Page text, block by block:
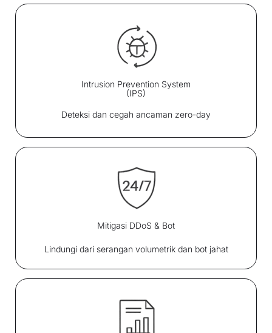
Intrusion Prevention System
(IPS)
Deteksi dan cegah ancaman zero-day
Mitigasi DDoS & Bot
Lindungi dari serangan volumetrik dan bot jahat